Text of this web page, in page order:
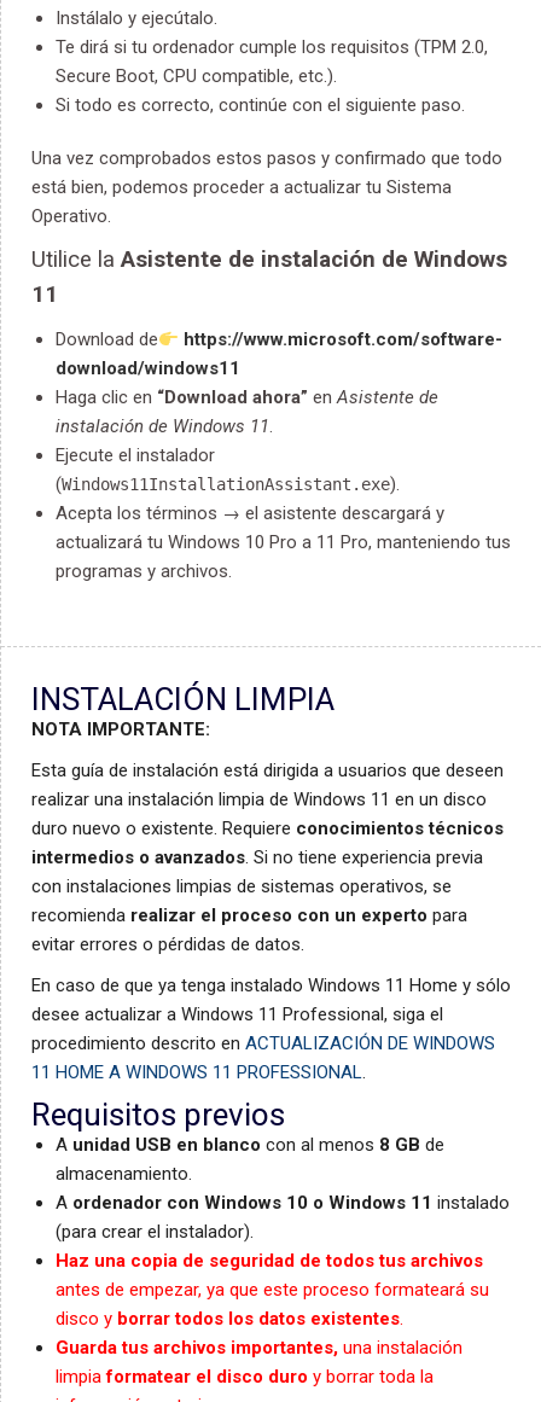
Instálalo y ejecútalo.
Te dirá si tu ordenador cumple los requisitos (TPM 2.0,
Secure Boot, CPU compatible, etc.).
Si todo es correcto, continúe con el siguiente paso.
Una vez comprobados estos pasos y confirmado que todo
está bien, podemos proceder a actualizar tu Sistema
Operativo.
Utilice laAsistente de instalación de Windows
11
Download de
https://www.microsoft.com/software-
download/windows11
Haga clic en “Download ahora” enAsistente de
instalación de Windows 11.
Ejecute el instalador
(Windows11InstallationAssistant.exe).
Acepta los términos → el asistente descargará y
actualizará tu Windows 10 Pro a 11 Pro, manteniendo tus
programas y archivos.
INSTALACIÓN LIMPIA
NOTA IMPORTANTE:
Esta guía de instalación está dirigida a usuarios que deseen
realizar una instalación limpia de Windows 11 en un disco
duro nuevo o existente. Requiere conocimientos técnicos
intermedios o avanzados. Si no tiene experiencia previa
con instalaciones limpias de sistemas operativos, se
recomienda realizar el proceso con un experto para
evitar errores o pérdidas de datos.
En caso de que ya tenga instalado Windows 11 Home y sólo
desee actualizar a Windows 11 Professional, siga el
procedimiento descrito en ACTUALIZACIÓN DE WINDOWS
11 HOME A WINDOWS 11 PROFESSIONAL.
Requisitos previos
A unidad USB en blanco con al menos 8 GB de
almacenamiento.
A ordenador con Windows 10 o Windows 11 instalado
(para crear el instalador).
Haz una copia de seguridad de todos tus archivos
antes de empezar, ya que este proceso formateará su
disco y borrar todos los datos existentes.
Guarda tus archivos importantes, una instalación
limpiaformatear el disco duro y borrar toda la